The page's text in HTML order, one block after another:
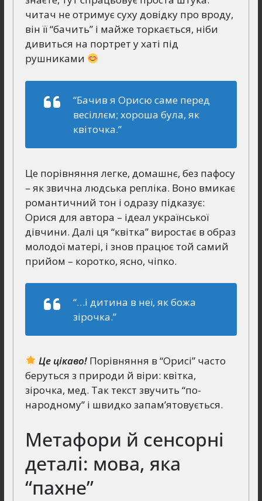
читач не отримує суху довідку про вроду,
він її “бачить” і майже торкається, ніби
дивиться на портрет у хаті під
рушниками
“Бачив я Орисю саме перед
весіллєм; хороша була, як
квіточка.”
Це порівняння легке, домашнє, без пафосу
– як звична людська репліка. Воно вмикає
романтичний тон і одразу підказує:
Орися для автора – ідеал української
дівчини. Далі ця “квітка” виростає в образ
молодої матері, і знов працює той самий
прийом – коротко, ясно, чіпко.
“…і дитина в неї, як божа
зірочка.”
Це цікаво! Порівняння в “Орисі” часто
беруться з природи й віри: квітка,
зірочка, мед. Так текст звучить “по-
народному” і швидко запам’ятовується.
Метафори й сенсорні
деталі: мова, яка
“пахне”